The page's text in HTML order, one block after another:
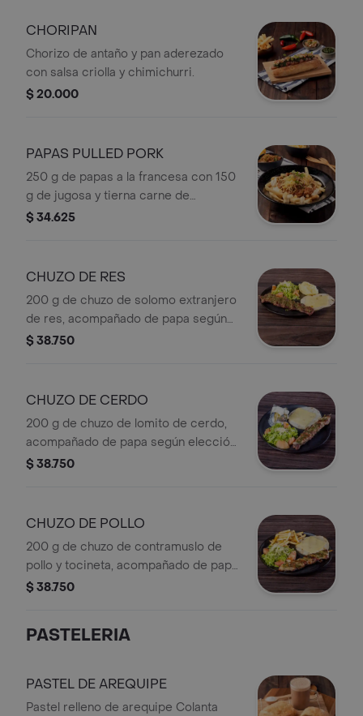
CHORIPAN
Chorizo de antaño y pan aderezado
con salsa criolla y chimichurri.
$ 20.000
PAPAS PULLED PORK
250 g de papas a la francesa con 150
g de jugosa y tierna carne de
bondiola de cerdo en salsa de la casa,
$ 34.625
CHUZO DE RES
200 g de chuzo de solomo extranjero
de res, acompañado de papa según
elección (francesa, al vapor o puré),
$ 38.750
CHUZO DE CERDO
200 g de chuzo de lomito de cerdo,
acompañado de papa según elección
(francesa, al vapor o puré), arepa tipo
$ 38.750
CHUZO DE POLLO
200 g de chuzo de contramuslo de
pollo y tocineta, acompañado de papa
según elección (francesa, al vapor o
$ 38.750
PASTELERIA
PASTEL DE AREQUIPE
Pastel relleno de arequipe Colanta